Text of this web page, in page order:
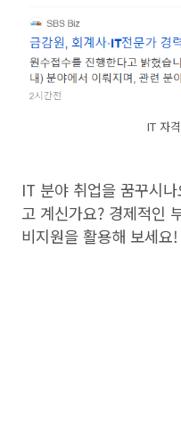
IT 자
IT 분야 취업을 꿈꾸시
고 계신가요? 경제적인
비지원을 활용해 보세요!